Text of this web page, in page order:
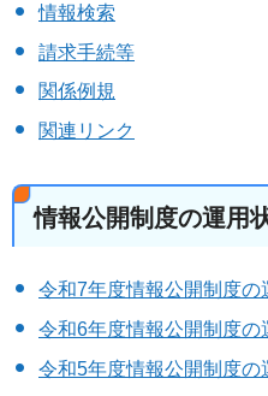
情報検索
請求手続等
関係例規
関連リンク
情報公開制度の運用
令和7年度情報公開制度の
令和6年度情報公開制度の
令和5年度情報公開制度の